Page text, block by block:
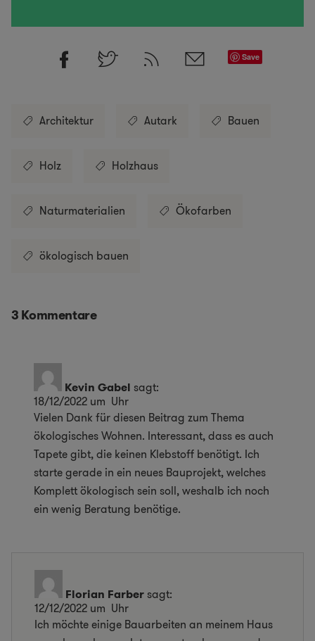
Save
Architektur Autark Bauen
Holz Holzhaus
Naturmaterialien Ökofarben
ökologisch bauen
3 Kommentare
Kevin Gabel sagt:
18/12/2022 um Uhr
Vielen Dank für diesen Beitrag zum Thema
ökologisches Wohnen. Interessant, dass es auch
Tapete gibt, die keinen Klebstoff benötigt. Ich
starte gerade in ein neues Bauprojekt, welches
Komplett ökologisch sein soll, weshalb ich noch
ein wenig Beratung benötige.
Florian Farbersagt:
12/12/2022 um Uhr
Ich möchte einige Bauarbeiten an meinem Haus